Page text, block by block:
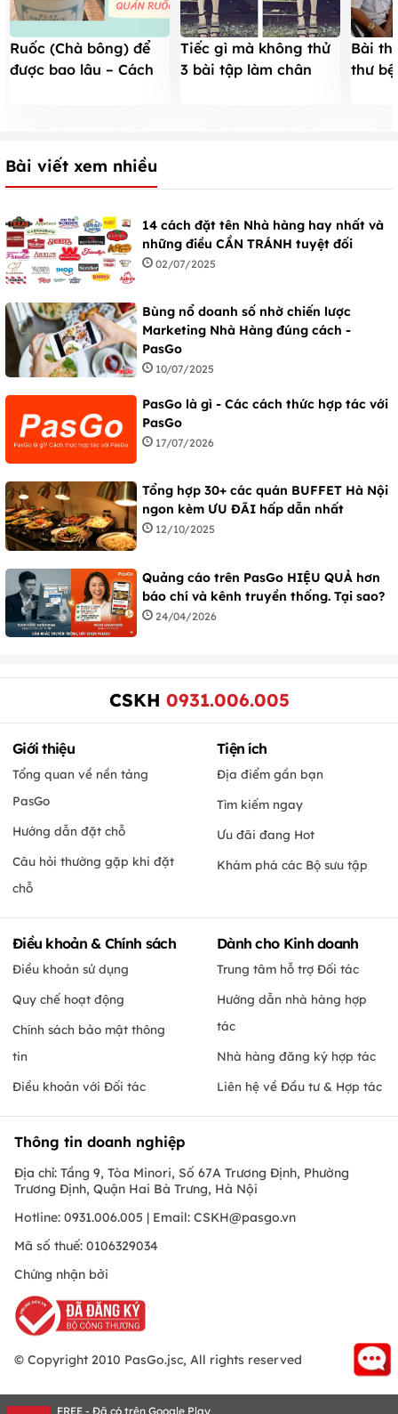
Ruốc (Chà bông) để
được bao lâu – Cách
Tiếc gì mà không thử
3 bài tập làm chân
Bài
thư
Bài viết xem nhiều
14 cách đặt tên Nhà hàng hay nhất và
những điều CẦN TRÁNH tuyệt đối
02/07/2025
Bùng nổ doanh số nhờ chiến lược
Marketing Nhà Hàng đúng cách -
PasGo
10/07/2025
PasGo là gì - Các cách thức hợp tác với
PasGo
17/07/2026
Tổng hợp 30+ các quán BUFFET Hà Nội
ngon kèm ƯU ĐÃI hấp dẫn nhất
12/10/2025
Quảng cáo trên PasGo HIỆU QUẢ hơn
báo chí và kênh truyền thống. Tại sao?
24/04/2026
CSKH 0931.006.005
Giới thiệu
Tổng quan về nền tảng
PasGo
Hướng dẫn đặt chỗ
Câu hỏi thường gặp khi đặt
chỗ
Tiện ích
Địa điểm gần bạn
Tìm kiếm ngay
Ưu đãi đang Hot
Khám phá các Bộ sưu tập
Điều khoản & Chính sách
Điều khoản sử dụng
Quy chế hoạt động
Chính sách bảo mật thông
tin
Điều khoản với Đối tác
Dành cho Kinh doanh
Trung tâm hỗ trợ Đối tác
Hướng dẫn nhà hàng hợp
tác
Nhà hàng đăng ký hợp tác
Liên hệ về Đầu tư & Hợp tác
Thông tin doanh nghiệp
Địa chỉ: Tầng 9, Tòa Minori, Số 67A Trương Định, Phường
Trương Định, Quận Hai Bà Trưng, Hà Nội
Hotline: 0931.006.005 | Email: CSKH@pasgo.vn
Mã số thuế: 0106329034
Chứng nhận bởi
© Copyright 2010 PasGo.jsc, All rights reserved
FREE - Đã có trên Google Play